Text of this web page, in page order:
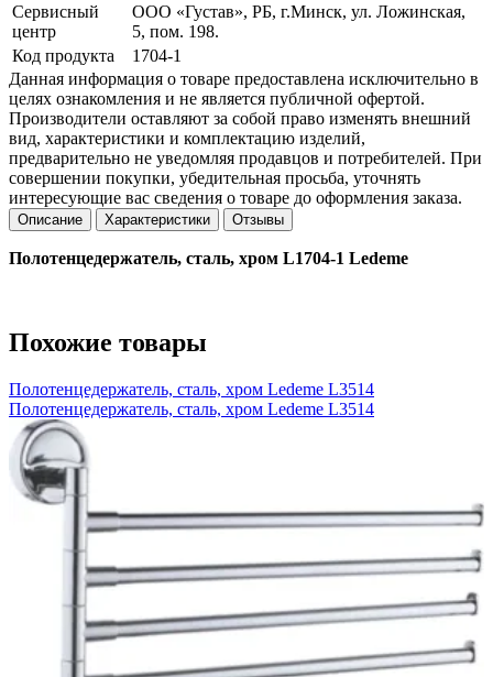
Сервисный
центр
ООО «Густав», РБ, г.Минск, ул. Ложинская,
5, пом. 198.
Код продукта
1704-1
Данная информация о товаре предоставлена исключительно в
целях ознакомления и не является публичной офертой.
Производители оставляют за собой право изменять внешний
вид, характеристики и комплектацию изделий,
предварительно не уведомляя продавцов и потребителей. При
совершении покупки, убедительная просьба, уточнять
интересующие вас сведения о товаре до оформления заказа.
Описание Характеристики Отзывы
Полотенцедержатель, сталь, хром L1704-1 Ledeme
Похожие товары
Полотенцедержатель, сталь, хром Ledeme L3514
Полотенцедержатель, сталь, хром Ledeme L3514